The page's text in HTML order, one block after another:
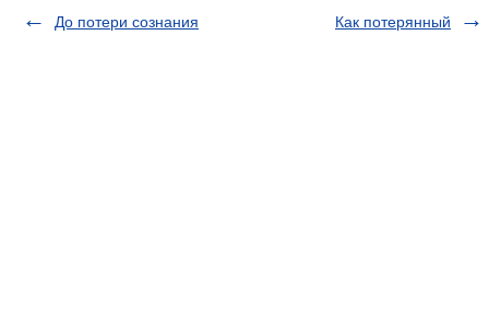
До потери сознания
Как потерянный